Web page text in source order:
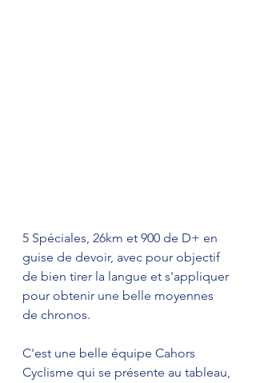
5 Spéciales, 26km et 900 de D+ en
guise de devoir, avec pour objectif
de bien tirer la langue et s'appliquer
pour obtenir une belle moyennes
de chronos.
C'est une belle équipe Cahors
Cyclisme qui se présente au tableau,